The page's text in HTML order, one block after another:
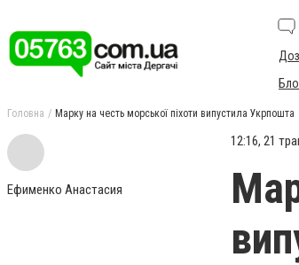
Головна Марку на честь морської піхоти випустила Укрпошта
Ефименко Анастасия
12:16, 21